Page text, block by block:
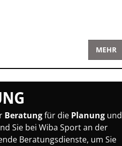
MEHR
Beratungfür die Planung und
Sie bei Wiba Sport an der
Beratungsdienste, um Sie